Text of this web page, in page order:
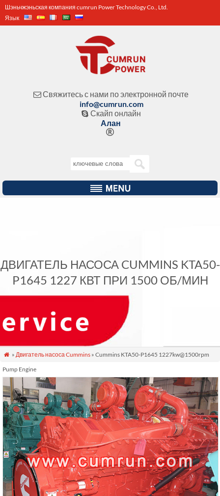
Шэньчжэньская компания cumrun Power Technology Co., Ltd.
Язык
 Свяжитесь с нами по электронной почте
info@cumrun.com
 Скайп онлайн
Алан

ДВИГАТЕЛЬ НАСОСА CUMMINS KTA50-
P1645 1227 КВТ ПРИ 1500 ОБ/МИН
 » Двигатель насоса Cummins » Cummins KTA50-P1645 1227kw@1500rpm
Pump Engine